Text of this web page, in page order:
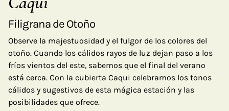
Filigrana de Otoño
Observe la majestuosidad y el fulgor de los colores del
otoño. Cuando los cálidos rayos de luz dejan paso a los
fríos vientos del este, sabemos que el final del verano
está cerca. Con la cubierta Caqui celebramos los tonos
cálidos y sugestivos de esta mágica estación y las
posibilidades que ofrece.